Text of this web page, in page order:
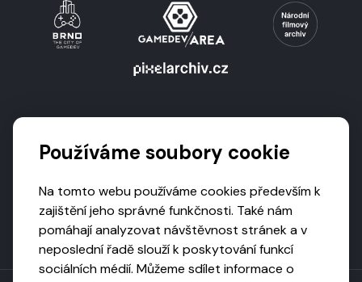
Používáme soubory cookie
Na tomto webu používáme cookies především k
zajištění jeho správné funkčnosti. Také nám
pomáhají analyzovat návštěvnost stránek a v
neposlední řadě slouží k poskytování funkcí
sociálních médií. Můžeme sdílet informace o